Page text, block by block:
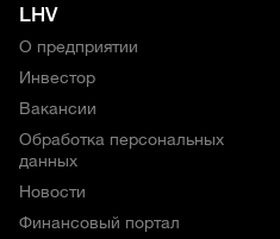
LHV
О предприятии
Инвестор
Вакансии
Обработка персональных
данных
Новости
Финансовый портал